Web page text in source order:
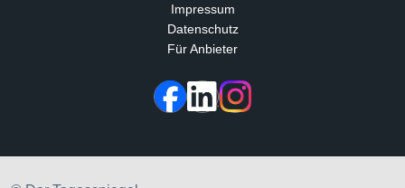
Impressum
Datenschutz
Für Anbieter